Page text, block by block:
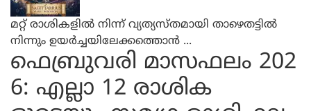
മറ്റ് രാശികളില്‍ നിന്ന് വ്യത്യസ്തമായി താഴെതട്ടില്‍
നിന്നും ഉയര്‍ച്ചയിലേക്കത്തൊന്‍ ...
ഫെബ്രുവരി മാസഫലം 202
6: എല്ലാ 12 രാശിക